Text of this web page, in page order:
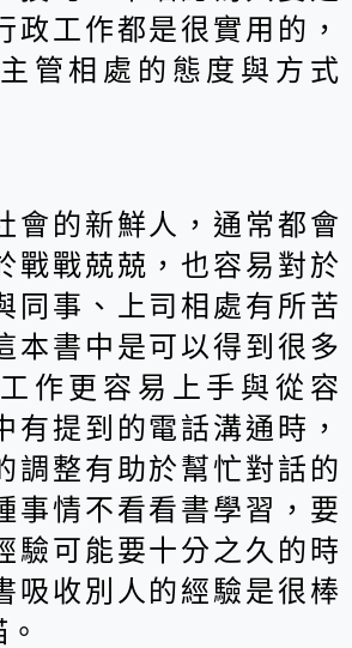
政工作都是很實用的，
管相處的態度與方式
會的新鮮人，通常都會
戰戰兢兢，也容易對於
同事、上司相處有所苦
本書中是可以得到很多
作更容易上手與從容
有提到的電話溝通時，
調整有助於幫忙對話的
事情不看看書學習，要
驗可能要十分之久的時
吸收別人的經驗是很棒